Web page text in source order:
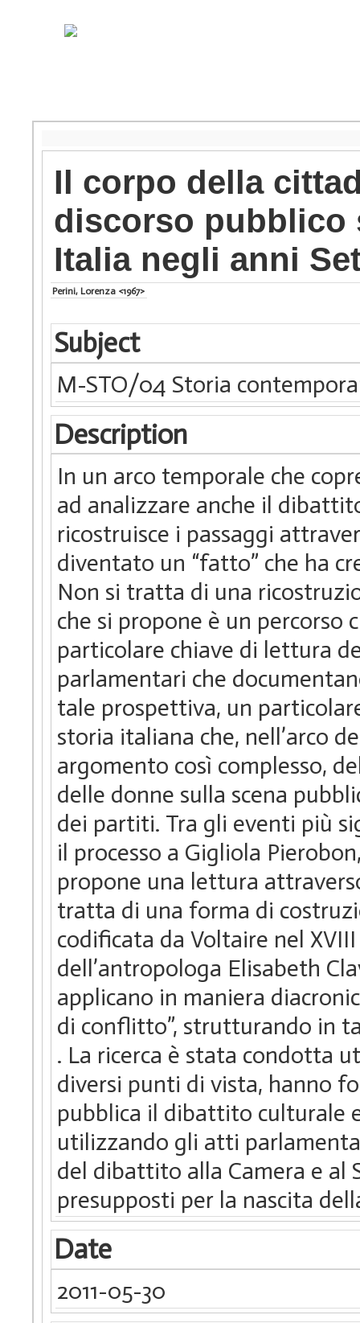
Il corpo della
discorso pubblico
Italia negli anni
Perini, Lorenza <1967>
Subject
M-STO/04 Storia
Description
In un arco temporale che
ad analizzare anche il
ricostruisce i passaggi
diventato un “fatto” che ha
Non si tratta di una
che si propone è un percorso
particolare chiave di lettura
parlamentari che
tale prospettiva, un
storia italiana che, nell’arco
argomento così complesso,
delle donne sulla scena
dei partiti. Tra gli eventi più
il processo a Gigliola
propone una lettura
tratta di una forma di
codificata da Voltaire nel
dell’antropologa Elisabeth
applicano in maniera
di conflitto”, strutturando in
. La ricerca è stata condotta
diversi punti di vista, hanno
pubblica il dibattito culturale
utilizzando gli atti
del dibattito alla Camera e al
presupposti per la nascita
Date
2011-05-30